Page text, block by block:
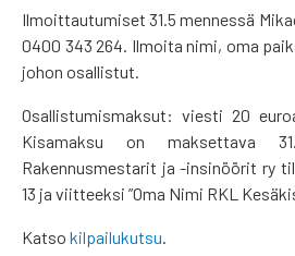
Ilmoittautumiset 31.5 mennessä
0400 343 264. Ilmoita nimi, oma
johon osallistut.
Osallistumismaksut: viesti 20
Kisamaksu on maksettava
Rakennusmestarit ja -insinöörit ry
13 ja viitteeksi ”Oma Nimi RKL
Katsokilpailukutsu.